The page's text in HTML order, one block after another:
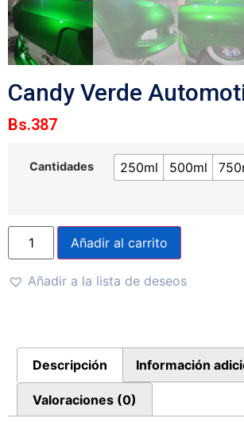
Candy Verde
Bs.387
Cantidades 250ml 500ml
Añadir al carrito
Añadir a la lista de deseos
Descripción Información
Valoraciones (0)